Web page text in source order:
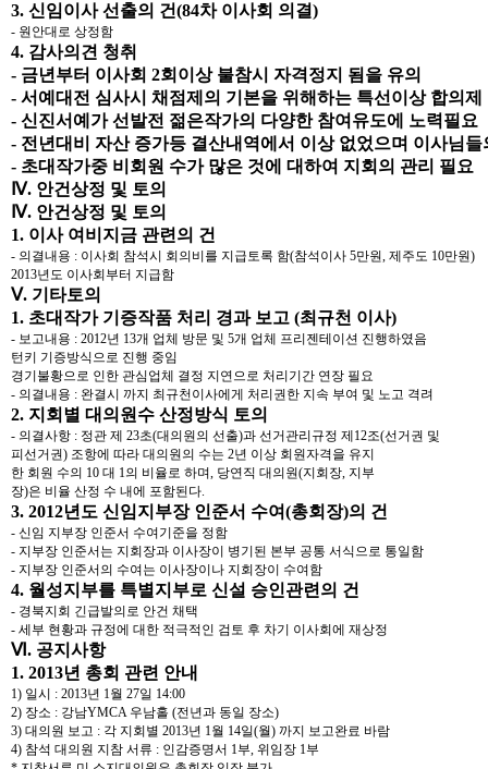
3. 신임이사 선출의 건(84차 이사회 의결)
- 원안대로 상정함
4. 감사의견 청취
- 금년부터 이사회 2회이상 불참시 자격정지 됨을 유의
- 서예대전 심사시 채점제의 기본을 위해하는 특선이상 합의제
- 신진서예가 선발전 젊은작가의 다양한 참여유도에 노력필요
- 전년대비 자산 증가등 결산내역에서 이상 없었으며 이사님
- 초대작가중 비회원 수가 많은 것에 대하여 지회의 관리 필요
Ⅳ. 안건상정 및 토의
Ⅳ. 안건상정 및 토의
1. 이사 여비지금 관련의 건
- 의결내용 : 이사회 참석시 회의비를 지급토록 함(참석이사 5만원, 제주도 10만원)
2013년도 이사회부터 지급함
Ⅴ. 기타토의
1. 초대작가 기증작품 처리 경과 보고 (최규천 이사)
- 보고내용 : 2012년 13개 업체 방문 및 5개 업체 프리젠테이션 진행하였음
턴키 기증방식으로 진행 중임
경기불황으로 인한 관심업체 결정 지연으로 처리기간 연장 필요
- 의결내용 : 완결시 까지 최규천이사에게 처리권한 지속 부여 및 노고 격려
2. 지회별 대의원수 산정방식 토의
- 의결사항 : 정관 제 23초(대의원의 선출)과 선거관리규정 제12조(선거권 및
피선거권) 조항에 따라 대의원의 수는 2년 이상 회원자격을 유지
한 회원 수의 10 대 1의 비율로 하며, 당연직 대의원(지회장, 지부
장)은 비율 산정 수 내에 포함된다.
3. 2012년도 신임지부장 인준서 수여(총회장)의 건
- 신임 지부장 인준서 수여기준을 정함
- 지부장 인준서는 지회장과 이사장이 병기된 본부 공통 서식으로 통일함
- 지부장 인준서의 수여는 이사장이나 지회장이 수여함
4. 월성지부를 특별지부로 신설 승인관련의 건
- 경북지회 긴급발의로 안건 채택
- 세부 현황과 규정에 대한 적극적인 검토 후 차기 이사회에 재상정
Ⅵ. 공지사항
1. 2013년 총회 관련 안내
1) 일시 : 2013년 1월 27일 14:00
2) 장소 : 강남YMCA 우남홀 (전년과 동일 장소)
3) 대의원 보고 : 각 지회별 2013년 1월 14일(월) 까지 보고완료 바람
4) 참석 대의원 지참 서류 : 인감증명서 1부, 위임장 1부